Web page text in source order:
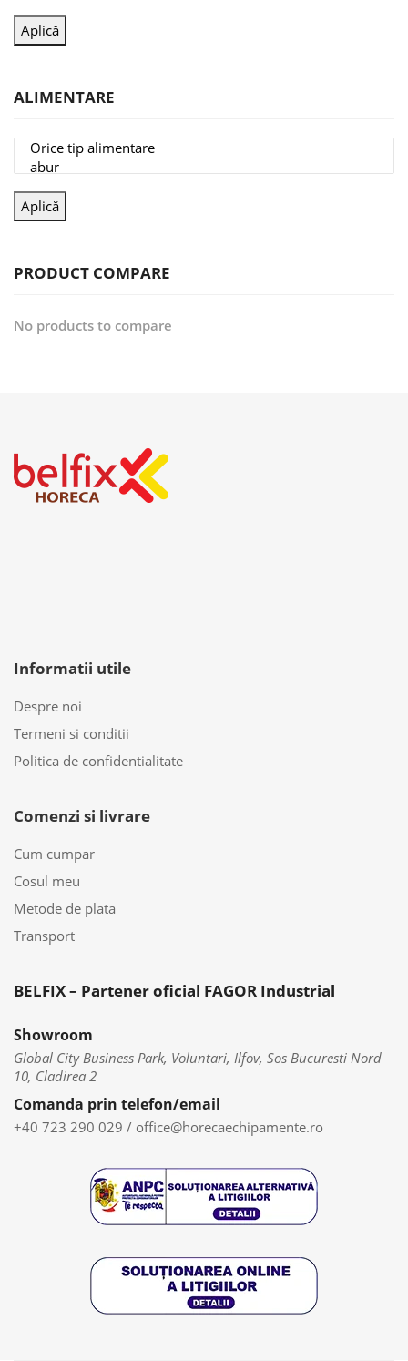
Aplică
ALIMENTARE
Aplică
PRODUCT COMPARE
No products to compare
Informatii utile
Despre noi
Termeni si conditii
Politica de confidentialitate
Comenzi si livrare
Cum cumpar
Cosul meu
Metode de plata
Transport
BELFIX – Partener oficial FAGOR Industrial
Showroom
Global City Business Park, Voluntari, Ilfov, Sos Bucuresti Nord
10, Cladirea 2
Comanda prin telefon/email
+40 723 290 029 / office@horecaechipamente.ro